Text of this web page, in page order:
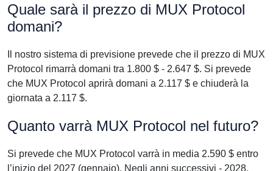
Quale sarà il prezzo di MUX Protocol
domani?
Il nostro sistema di previsione prevede che il prezzo di MUX
Protocol rimarrà domani tra 1.800 $ - 2.647 $. Si prevede
che MUX Protocol aprirà domani a 2.117 $ e chiuderà la
giornata a 2.117 $.
Quanto varrà MUX Protocol nel futuro?
Si prevede che MUX Protocol varrà in media 2.590 $ entro
l’inizio del 2027 (gennaio). Negli anni successivi - 2028,